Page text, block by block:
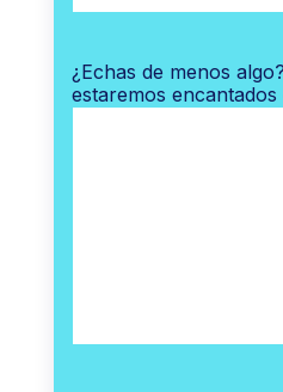
¿Echas de menos
estaremos